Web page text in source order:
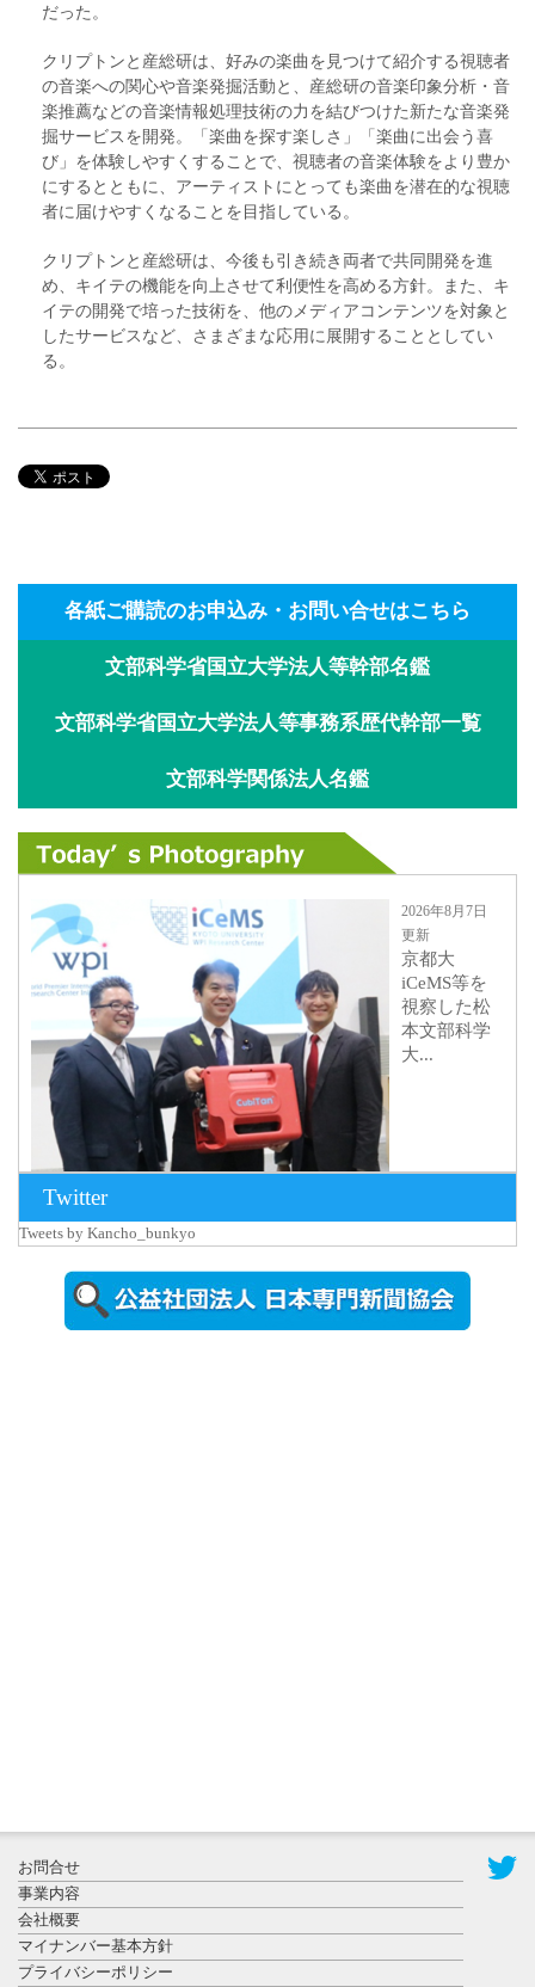
だった。
クリプトンと産総研は、好みの楽曲を見つけて紹介する視聴者
の音楽への関心や音楽発掘活動と、産総研の音楽印象分析・音
楽推薦などの音楽情報処理技術の力を結びつけた新たな音楽発
掘サービスを開発。「楽曲を探す楽しさ」「楽曲に出会う喜
び」を体験しやすくすることで、視聴者の音楽体験をより豊か
にするとともに、アーティストにとっても楽曲を潜在的な視聴
者に届けやすくなることを目指している。
クリプトンと産総研は、今後も引き続き両者で共同開発を進
め、キイテの機能を向上させて利便性を高める方針。また、キ
イテの開発で培った技術を、他のメディアコンテンツを対象と
したサービスなど、さまざまな応用に展開することとしてい
る。
各紙ご購読のお申込み・お問い合せはこちら
文部科学省国立大学法人等幹部名鑑
文部科学省国立大学法人等事務系歴代幹部一覧
文部科学関係法人名鑑
2026年8月7日
更新
京都大
iCeMS等を
視察した松
本文部科学
大...
2026年8月5日
更新
農工大で大
登録有形文
化財となっ
た東北大植
Twitter
Tweets by Kancho_bunkyo
お問合せ
事業内容
会社概要
マイナンバー基本方針
プライバシーポリシー